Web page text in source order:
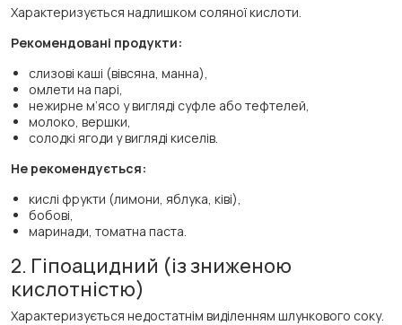
Характеризується надлишком соляної кислоти.
Рекомендовані продукти:
слизові каші (вівсяна, манна),
омлети на парі,
нежирне м’ясо у вигляді суфле або тефтелей,
молоко, вершки,
солодкі ягоди у вигляді киселів.
Не рекомендується:
кислі фрукти (лимони, яблука, ківі),
бобові,
маринади, томатна паста.
2. Гіпоацидний (із зниженою
кислотністю)
Характеризується недостатнім виділенням шлункового соку.